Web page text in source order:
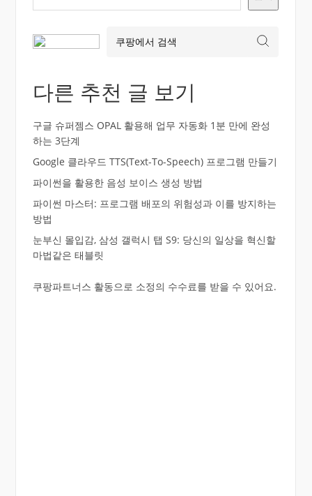
다른 추천 글 보기
구글 슈퍼젬스 OPAL 활용해 업무 자동화 1분 만에 완성
하는 3단계
Google 클라우드 TTS(Text-To-Speech) 프로그램 만들기
파이썬을 활용한 음성 보이스 생성 방법
파이썬 마스터: 프로그램 배포의 위험성과 이를 방지하는
방법
눈부신 몰입감, 삼성 갤럭시 탭 S9: 당신의 일상을 혁신할
마법같은 태블릿
쿠팡파트너스 활동으로 소정의 수수료를 받을 수 있어요.